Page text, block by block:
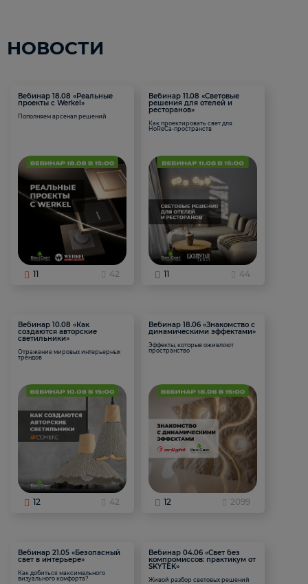
НОВОСТИ
Вебинар 18.08 «Реальные
проекты с Werkel»
Пополняем арсенал решений
11 42
Вебинар 11.08 «Световые
решения для отелей и
ресторанов»
Как проектировать свет для
HoReCa-пространств
11 44
Вебинар 10.08 «Как
создаются авторские
светильники»
Отражение мировых интерьерных
трендов
12 42
Вебинар 18.06 «Знакомство с
динамическими эффектами»
Эффекты, которые оживляют
пространство
12 2099
Вебинар 21.05 «Безопасный
свет в интерьере»
Как добиться максимального
визуального комфорта?
Вебинар 04.06 «Свет без
компромиссов: практикум от
SKYTEK»
Живой разбор световых решений